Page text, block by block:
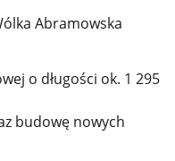
Abramowska
o długości ok. 1 295
budowę nowych